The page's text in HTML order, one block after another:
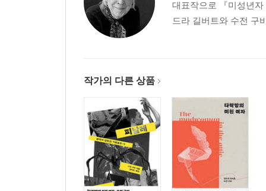
대표작으로 『미성년
드라 길버트와 수전 구
작가의 다른 상품